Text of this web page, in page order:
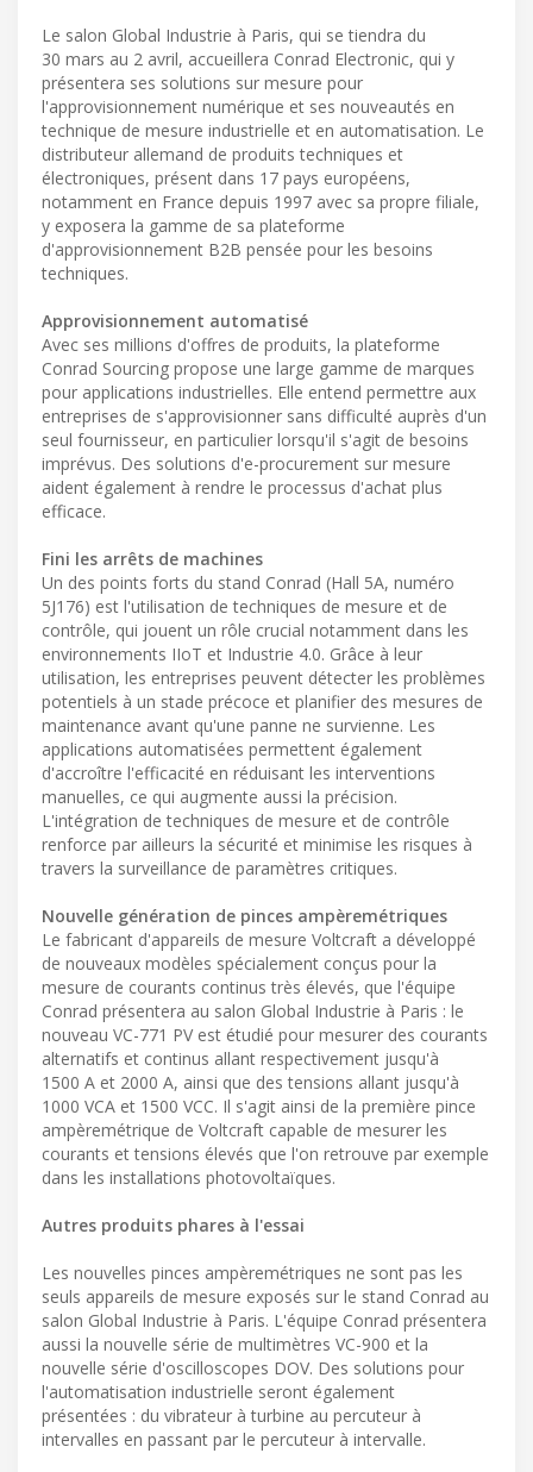
Le salon Global Industrie à Paris, qui se tiendra du
30 mars au 2 avril, accueillera Conrad Electronic, qui y
présentera ses solutions sur mesure pour
l'approvisionnement numérique et ses nouveautés en
technique de mesure industrielle et en automatisation. Le
distributeur allemand de produits techniques et
électroniques, présent dans 17 pays européens,
notamment en France depuis 1997 avec sa propre filiale,
y exposera la gamme de sa plateforme
d'approvisionnement B2B pensée pour les besoins
techniques.
Approvisionnement automatisé
Avec ses millions d'offres de produits, la plateforme
Conrad Sourcing propose une large gamme de marques
pour applications industrielles. Elle entend permettre aux
entreprises de s'approvisionner sans difficulté auprès d'un
seul fournisseur, en particulier lorsqu'il s'agit de besoins
imprévus. Des solutions d'e-procurement sur mesure
aident également à rendre le processus d'achat plus
efficace.
Fini les arrêts de machines
Un des points forts du stand Conrad (Hall 5A, numéro
5J176) est l'utilisation de techniques de mesure et de
contrôle, qui jouent un rôle crucial notamment dans les
environnements IIoT et Industrie 4.0. Grâce à leur
utilisation, les entreprises peuvent détecter les problèmes
potentiels à un stade précoce et planifier des mesures de
maintenance avant qu'une panne ne survienne. Les
applications automatisées permettent également
d'accroître l'efficacité en réduisant les interventions
manuelles, ce qui augmente aussi la précision.
L'intégration de techniques de mesure et de contrôle
renforce par ailleurs la sécurité et minimise les risques à
travers la surveillance de paramètres critiques.
Nouvelle génération de pinces ampèremétriques
Le fabricant d'appareils de mesure Voltcraft a développé
de nouveaux modèles spécialement conçus pour la
mesure de courants continus très élevés, que l'équipe
Conrad présentera au salon Global Industrie à Paris : le
nouveau VC-771 PV est étudié pour mesurer des courants
alternatifs et continus allant respectivement jusqu'à
1500 A et 2000 A, ainsi que des tensions allant jusqu'à
1000 VCA et 1500 VCC. Il s'agit ainsi de la première pince
ampèremétrique de Voltcraft capable de mesurer les
courants et tensions élevés que l'on retrouve par exemple
dans les installations photovoltaïques.
Autres produits phares à l'essai
Les nouvelles pinces ampèremétriques ne sont pas les
seuls appareils de mesure exposés sur le stand Conrad au
salon Global Industrie à Paris. L'équipe Conrad présentera
aussi la nouvelle série de multimètres VC-900 et la
nouvelle série d'oscilloscopes DOV. Des solutions pour
l'automatisation industrielle seront également
présentées : du vibrateur à turbine au percuteur à
intervalles en passant par le percuteur à intervalle.